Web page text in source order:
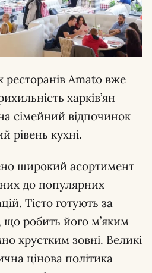
ресторанів Amato вже
харків’ян
сімейний відпочинок
рівень кухні.
широкий асортимент
до популярних
Тісто готують за
робить його м’яким
хрустким зовні. Великі
цінова політика